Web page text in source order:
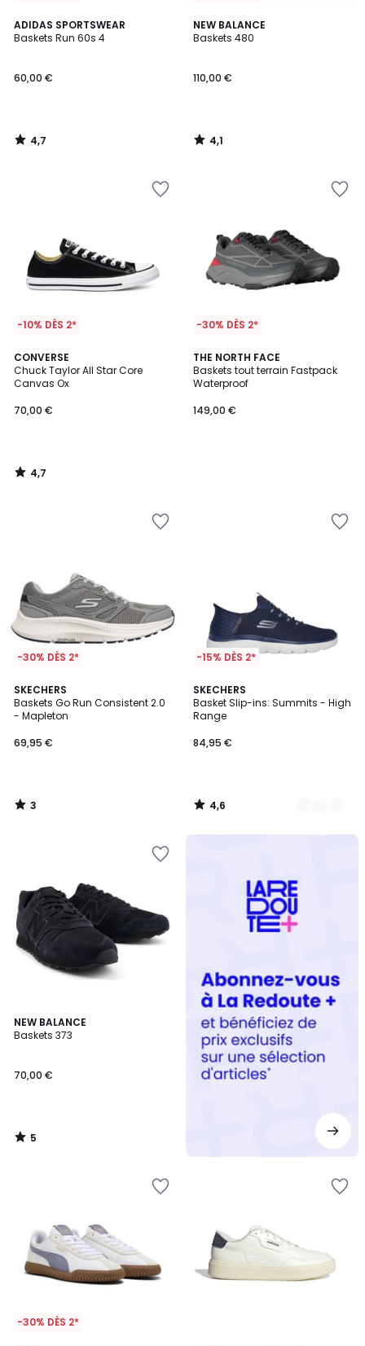
ADIDAS SPORTSWEAR
Baskets Run 60s 4
60,00 €
4,7
/ 5
4,7
/
NEW BALANCE
Baskets 480
110,00 €
4,1
/ 5
4,1
/
-10% DÈS 2*
CONVERSE
Chuck Taylor All Star Core
Canvas Ox
70,00 €
4,7
/ 5
4,7
/
-30% DÈS 2*
THE NORTH FACE
Baskets tout terrain Fastpack
Waterproof
149,00 €
-30% DÈS 2*
SKECHERS
Baskets Go Run Consistent 2.0
- Mapleton
69,95 €
3
/
5
3
/
-15% DÈS 2*
SKECHERS
Basket Slip-ins: Summits - High
Range
84,95 €
4,6
/ 5
2
Couleurs
4,6
/
NEW BALANCE
Baskets 373
70,00 €
5
/
5
/
-30% DÈS 2*